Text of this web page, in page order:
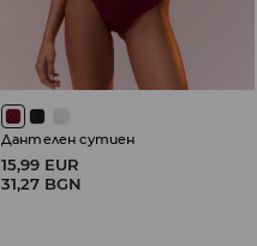
Дантелен сутиен
15,99 EUR
31,27 BGN